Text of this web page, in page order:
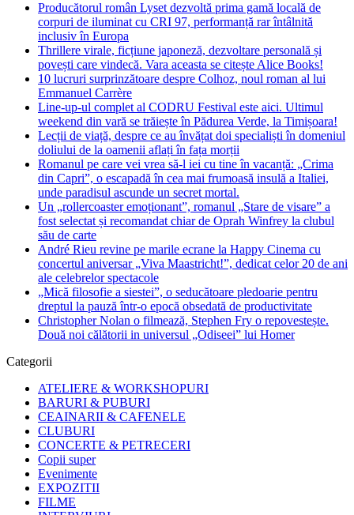
Producătorul român Lyset dezvoltă prima gamă locală de
corpuri de iluminat cu CRI 97, performanță rar întâlnită
inclusiv în Europa
Thrillere virale, ficțiune japoneză, dezvoltare personală și
povești care vindecă. Vara aceasta se citește Alice Books!
10 lucruri surprinzătoare despre Colhoz, noul roman al lui
Emmanuel Carrère
Line-up-ul complet al CODRU Festival este aici. Ultimul
weekend din vară se trăiește în Pădurea Verde, la Timișoara!
Lecții de viață, despre ce au învățat doi specialiști în domeniul
doliului de la oamenii aflați în fața morții
Romanul pe care vei vrea să-l iei cu tine în vacanță: „Crima
din Capri”, o escapadă în cea mai frumoasă insulă a Italiei,
unde paradisul ascunde un secret mortal.
Un „rollercoaster emoționant”, romanul „Stare de visare” a
fost selectat și recomandat chiar de Oprah Winfrey la clubul
său de carte
André Rieu revine pe marile ecrane la Happy Cinema cu
concertul aniversar „Viva Maastricht!”, dedicat celor 20 de ani
ale celebrelor spectacole
„Mică filosofie a siestei”, o seducătoare pledoarie pentru
dreptul la pauză într-o epocă obsedată de productivitate
Christopher Nolan o filmează, Stephen Fry o repovestește.
Două noi călătorii in universul „Odiseei” lui Homer
Categorii
ATELIERE & WORKSHOPURI
BARURI & PUBURI
CEAINARII & CAFENELE
CLUBURI
CONCERTE & PETRECERI
Copii super
Evenimente
EXPOZITII
FILME